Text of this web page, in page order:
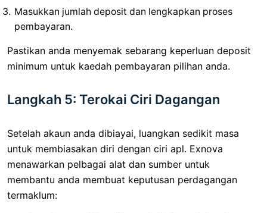
Masukkan jumlah deposit dan lengkapkan proses
pembayaran.
Pastikan anda menyemak sebarang keperluan deposit
minimum untuk kaedah pembayaran pilihan anda.
Langkah 5: Terokai Ciri Dagangan
Setelah akaun anda dibiayai, luangkan sedikit masa
untuk membiasakan diri dengan ciri apl. Exnova
menawarkan pelbagai alat dan sumber untuk
membantu anda membuat keputusan perdagangan
termaklum: